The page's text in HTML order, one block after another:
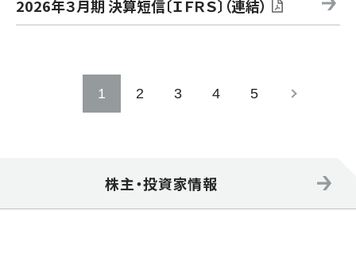
2026年３月期 決算短信〔ＩＦＲＳ〕（連結）
1 2 3 4 5
株主・投資家情報